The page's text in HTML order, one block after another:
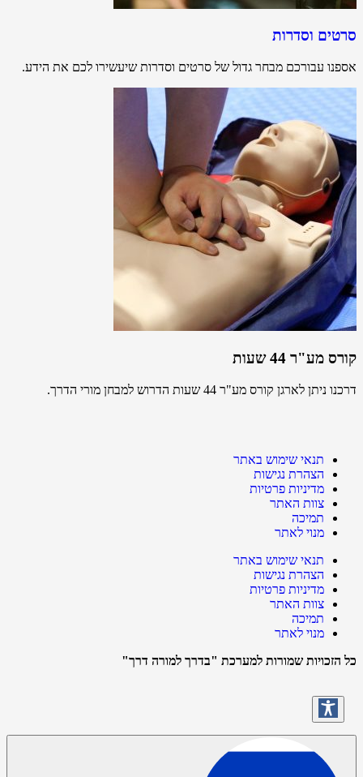
סרטים וסדרות
אספנו עבורכם מבחר גדול של סרטים וסדרות שיעשירו לכם את הידע.
קורס מע"ר 44 שעות
דרכנו ניתן לארגן קורס מע"ר 44 שעות הדרוש למבחן מורי הדרך.
תנאי שימוש באתר
הצהרת נגישות
מדיניות פרטיות
צוות האתר
תמיכה
מנוי לאתר
תנאי שימוש באתר
הצהרת נגישות
מדיניות פרטיות
צוות האתר
תמיכה
מנוי לאתר
כל הזכויות שמורות למערכת "בדרך למורה דרך"